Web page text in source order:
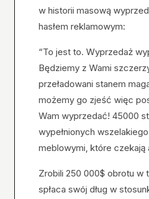
w historii masową
hasłem reklamowym:
“To jest to. Wyprzedaż
Będziemy z Wami
przeładowani stanem
możemy go zjeść więc
Wam wyprzedać! 45000
wypełnionych
meblowymi, które czekają
Zrobili 250 000$ obrotu w
spłaca swój dług w